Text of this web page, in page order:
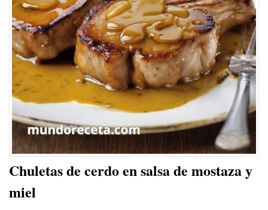
Chuletas de cerdo en salsa de mostaza y
miel